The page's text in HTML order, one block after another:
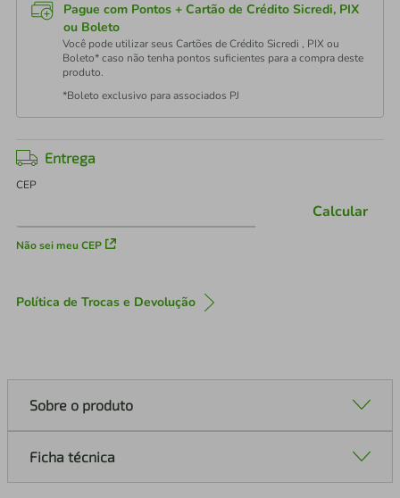
Pague com Pontos + Cartão de Crédito Sicredi, PIX
ou Boleto
Você pode utilizar seus Cartões de Crédito Sicredi , PIX ou
Boleto* caso não tenha pontos suficientes para a compra deste
produto.
*Boleto exclusivo para associados PJ
Entrega
CEP
Não sei meu CEP
Calcular
Política de Trocas e Devolução
Sobre o produto
Ficha técnica